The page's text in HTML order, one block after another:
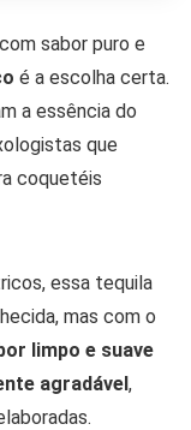
sabor puro e
é a escolha certa.
a essência do
que
coquetéis
essa tequila
mas com o
limpo e suave
agradável,